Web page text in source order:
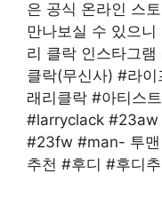
은 공식 온라인 스
만나보실 수 있으
리 클락 인스타그
클락(무신사) #라
래리클락 #아티스
#larryclack
#23fw #man- 투맨
추천 #후디 #후디